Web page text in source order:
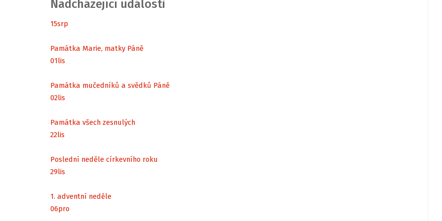
Nadcházející události
15srp
Památka Marie, matky Páně
01lis
Památka mučedníků a svědků Páně
02lis
Památka všech zesnulých
22lis
Poslední neděle církevního roku
29lis
1. adventní neděle
06pro